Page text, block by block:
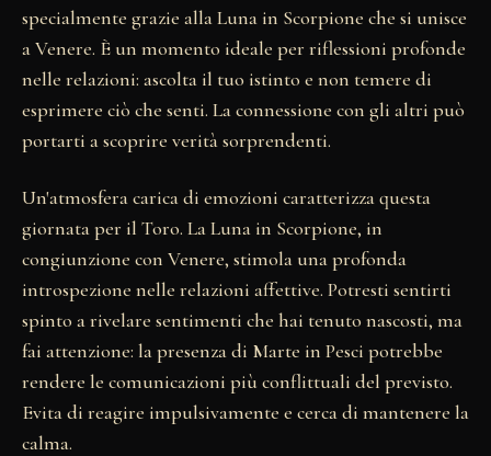
specialmente grazie alla Luna in Scorpione che si unisce
a Venere. È un momento ideale per riflessioni profonde
nelle relazioni: ascolta il tuo istinto e non temere di
esprimere ciò che senti. La connessione con gli altri può
portarti a scoprire verità sorprendenti.
Un'atmosfera carica di emozioni caratterizza questa
giornata per il Toro. La Luna in Scorpione, in
congiunzione con Venere, stimola una profonda
introspezione nelle relazioni affettive. Potresti sentirti
spinto a rivelare sentimenti che hai tenuto nascosti, ma
fai attenzione: la presenza di Marte in Pesci potrebbe
rendere le comunicazioni più conflittuali del previsto.
Evita di reagire impulsivamente e cerca di mantenere la
calma.